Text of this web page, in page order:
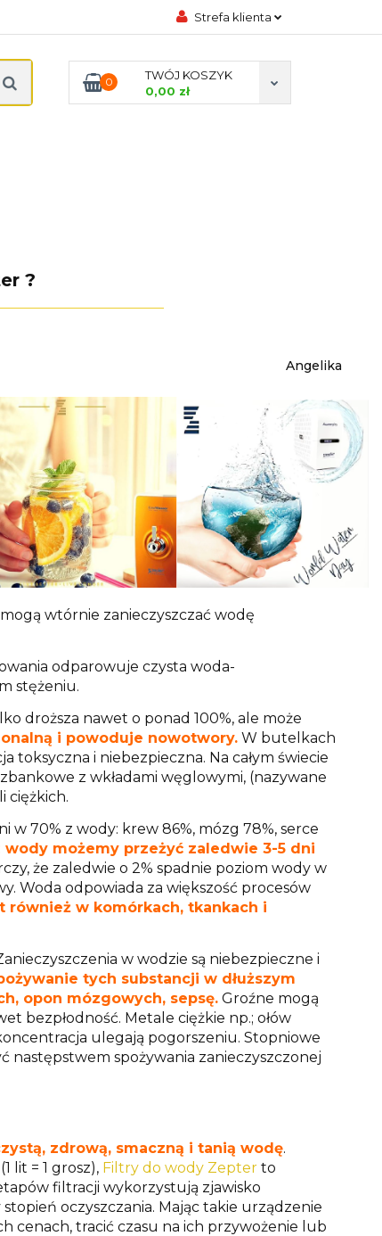
Strefa klienta
Zaloguj się
Zarejestruj się
0
TWÓJ KOSZYK
0,00 zł
?
Angelika
wtórnie zanieczyszczać wodę
odparowuje czysta woda-
stężeniu.
droższa nawet o ponad 100%, ale może
i powoduje nowotwory. W butelkach
i niebezpieczna. Na całym świecie
z wkładami węglowymi, (nazywane
ciężkich.
w 70% z wody: krew 86%, mózg 78%, serce
wody możemy przeżyć zaledwie 3-5 dni
że zaledwie o 2% spadnie poziom wody w
Woda odpowiada za większość procesów
również w komórkach, tkankach i
w wodzie są niebezpieczne i
tych substancji w dłuższym
opon mózgowych, sepsę. Groźne mogą
bezpłodność. Metale ciężkie np.; ołów
ulegają pogorszeniu. Stopniowe
spożywania zanieczyszczonej
zdrową, smaczną i tanią wodę.
lit = 1 grosz), Filtry do wody Zepter to
filtracji wykorzystują zjawisko
oczyszczania. Mając takie urządzenie
cenach, tracić czasu na ich przywożenie lub